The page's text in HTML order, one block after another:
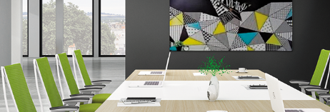
首页轮播 内页轮播图